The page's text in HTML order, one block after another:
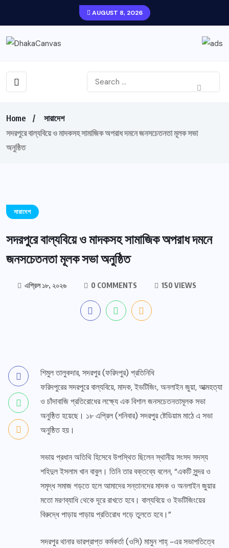
AUGUST 8, 2026
Home
সারাদেশ
সদরপুরে বাল্যবিয়ে ও মাদকসহ সামাজিক অপরাধ দমনে জনসচেতনতা মূলক সভা
অনুষ্ঠিত
সারাদেশ
সদরপুরে বাল্যবিয়ে ও মাদকসহ সামাজিক অপরাধ দমনে
জনসচেতনতা মূলক সভা অনুষ্ঠিত
এপ্রিল ১৮, ২০২৬ 0 COMMENTS 150 VIEWS
শিমুল তালুকদার, সদরপুর (ফরিদপুর) প্রতিনিধি
​ফরিদপুরের সদরপুরে বাল্যবিয়ে, মাদক, ইভটিজিং, অনলাইন জুয়া, আত্মহত্যা
ও চাঁদাবাজি প্রতিরোধের লক্ষ্যে এক বিশাল জনসচেতনতামূলক সভা
অনুষ্ঠিত হয়েছে। ১৮ এপ্রিল (শনিবার) সদরপুর ষ্টেডিয়াম মাঠে এ সভা
অনুষ্ঠিত হয়।
​সভায় প্রধান অতিথি হিসেবে উপস্থিত ছিলেন স্থানীয় সংসদ সদস্য
শহিদুল ইসলাম খান বাবুল। তিনি তার বক্তব্যে বলেন, “একটি সুন্দর ও
সমৃদ্ধ সমাজ গড়তে হলে আমাদের সন্তানদের মাদক ও অনলাইন জুয়ার
মতো মরণব্যাধি থেকে দূরে রাখতে হবে। বাল্যবিয়ে ও ইভটিজিংয়ের
বিরুদ্ধে পাড়ায় পাড়ায় প্রতিরোধ গড়ে তুলতে হবে।”
​সদরপুর থানার ভারপ্রাপ্ত কর্মকর্তা (ওসি) মামুন শাহ্‌ -এর সভাপতিত্বে